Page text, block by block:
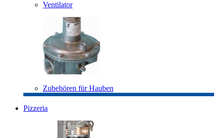
Ventilator
Zubehören für Hauben
Pizzeria